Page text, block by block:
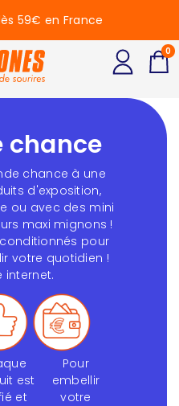
chance
chance à une
d'exposition,
ou avec des mini
maxi mignons !
pour
votre quotidien !
internet.
est
et
Pour
embellir
votre
59€ en France
0